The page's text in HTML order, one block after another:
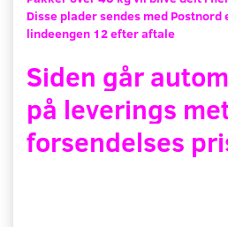
Disse plader sendes med
lindeengen 12 efter aftale
Siden går
på leverings
forsendelses